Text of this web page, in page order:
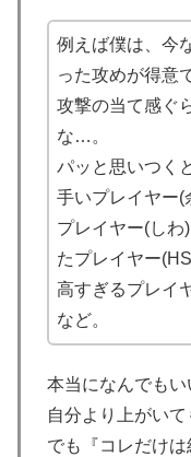
例えば僕は、今
った攻めが得意
攻撃の当て感ぐ
な…。
パッと思いつく
手いプレイヤー(
プレイヤー(しわ
たプレイヤー
高すぎるプレイ
など。
本当になんでもい
自分より上がいて
でも『コレだけ